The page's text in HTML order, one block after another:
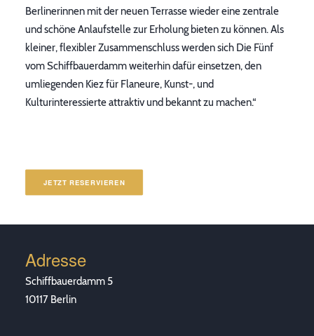
Berlinerinnen mit der neuen Terrasse wieder eine zentrale
und schöne Anlaufstelle zur Erholung bieten zu können. Als
kleiner, flexibler Zusammenschluss werden sich Die Fünf
vom Schiffbauerdamm weiterhin dafür einsetzen, den
umliegenden Kiez für Flaneure, Kunst-, und
Kulturinteressierte attraktiv und bekannt zu machen.“
JETZT RESERVIEREN
Adresse
Schiffbauerdamm 5
10117 Berlin